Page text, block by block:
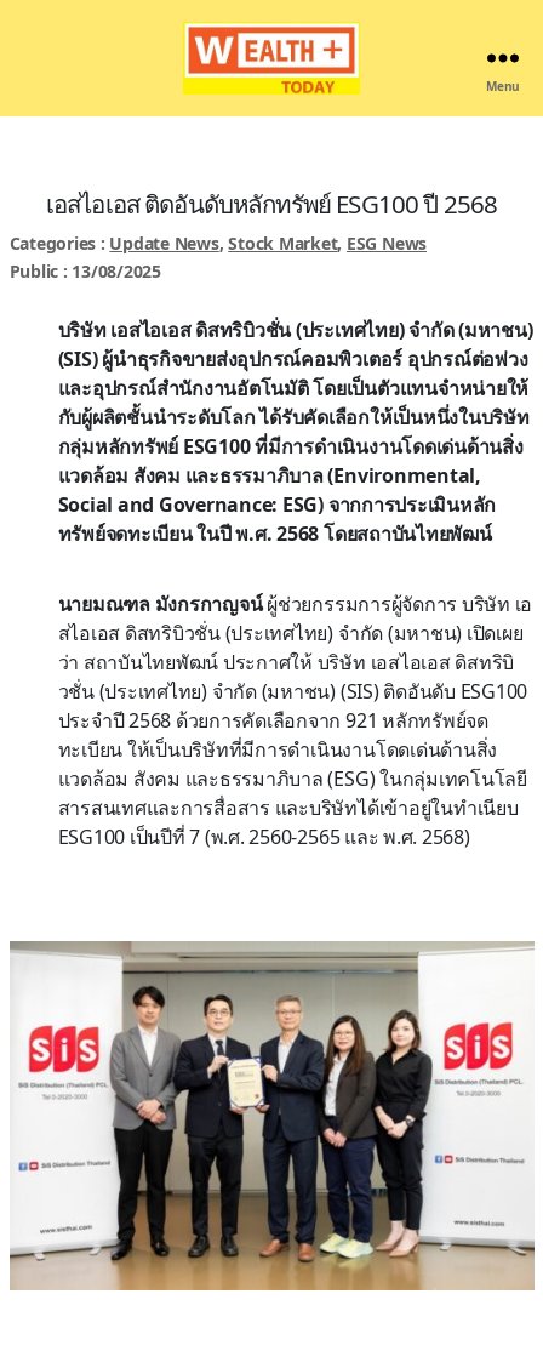
Menu
เอสไอเอส ติดอันดับหลักทรัพย์ ESG100 ปี 2568
Categories : Update News,Stock Market, ESG News
Public : 13/08/2025
บริษัท เอสไอเอส ดิสทริบิวชั่น (ประเทศไทย) จำกัด (มหาชน)
(SIS) ผู้นำธุรกิจขายส่งอุปกรณ์คอมพิวเตอร์ อุปกรณ์ต่อพ่วง
และอุปกรณ์สำนักงานอัตโนมัติ โดยเป็นตัวแทนจำหน่ายให้
กับผู้ผลิตชั้นนำระดับโลก ได้รับคัดเลือกให้เป็นหนึ่งในบริษัท
กลุ่มหลักทรัพย์ ESG100 ที่มีการดำเนินงานโดดเด่นด้านสิ่ง
แวดล้อม สังคม และธรรมาภิบาล (Environmental,
Social and Governance: ESG) จากการประเมินหลัก
ทรัพย์จดทะเบียน ในปี พ.ศ. 2568 โดยสถาบันไทยพัฒน์
นายมณฑล มังกรกาญจน์ผู้ช่วยกรรมการผู้จัดการ บริษัท เอ
สไอเอส ดิสทริบิวชั่น (ประเทศไทย) จำกัด (มหาชน) เปิดเผย
ว่า สถาบันไทยพัฒน์ ประกาศให้ บริษัท เอสไอเอส ดิสทริบิ
วชั่น (ประเทศไทย) จำกัด (มหาชน) (SIS) ติดอันดับ ESG100
ประจำปี 2568 ด้วยการคัดเลือกจาก 921 หลักทรัพย์จด
ทะเบียน ให้เป็นบริษัทที่มีการดำเนินงานโดดเด่นด้านสิ่ง
แวดล้อม สังคม และธรรมาภิบาล (ESG) ในกลุ่มเทคโนโลยี
สารสนเทศและการสื่อสาร และบริษัทได้เข้าอยู่ในทำเนียบ
ESG100 เป็นปีที่ 7 (พ.ศ. 2560-2565 และ พ.ศ. 2568)